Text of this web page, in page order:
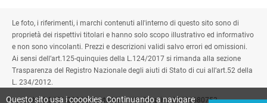
Le foto, i riferimenti, i marchi contenuti all'interno di questo sito sono di
proprietà dei rispettivi titolari e hanno solo scopo illustrativo ed informativo
e non sono vincolanti. Prezzi e descrizioni validi salvo errori ed omissioni.
Ai sensi dell’art.125-quinquies della L.124/2017 si rimanda alla sezione
Trasparenza del Registro Nazionale degli aiuti di Stato di cui all’art.52 della
L. 234/2012.
Copyright © 2021-2024 Salento Marmitte Srl. p.iva 04406680753
Questo sito usa i coookies. Continuando a navigare